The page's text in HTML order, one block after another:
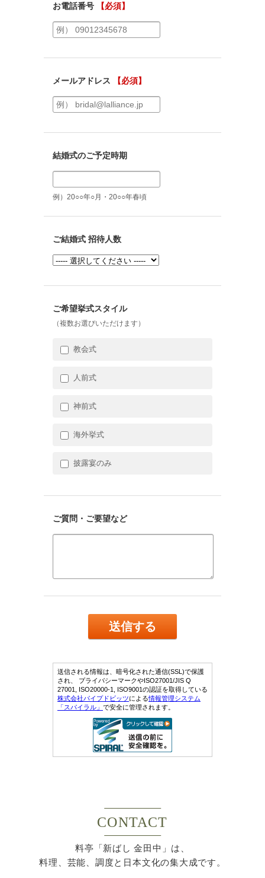
CONTACT
料亭「新ばし 金田中」は、
料理、芸能、調度と日本文化の集大成です。